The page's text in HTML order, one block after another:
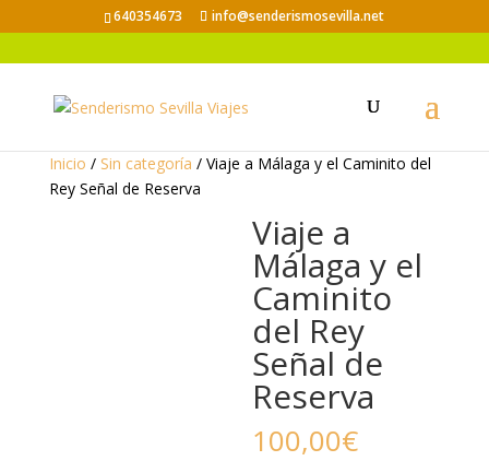
640354673 info@senderismosevilla.net
Inicio / Sin categoría / Viaje a Málaga y el Caminito del
Rey Señal de Reserva
Viaje a
Málaga y el
Caminito
del Rey
Señal de
Reserva
100,00€